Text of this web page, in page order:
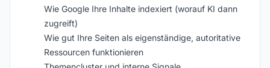
Wie Google Ihre Inhalte indexiert (worauf KI dann
zugreift)
Wie gut Ihre Seiten als eigenständige, autoritative
Ressourcen funktionieren